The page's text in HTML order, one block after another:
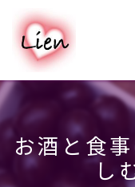
お酒と食
し